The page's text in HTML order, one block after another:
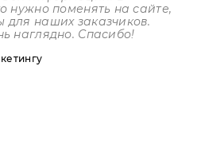
нужно поменять на сайте,
для наших заказчиков.
наглядно. Спасибо!